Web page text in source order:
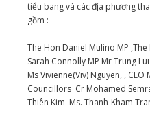
tiểu bang và các địa phương
gồm :
The Hon Daniel Mulino MP
Sarah Connolly MP Mr Trung
Ms Vivienne(Viv) Nguyen, ,
Councillors Cr Mohamed
Thiên Kim Ms. Thanh-Kham